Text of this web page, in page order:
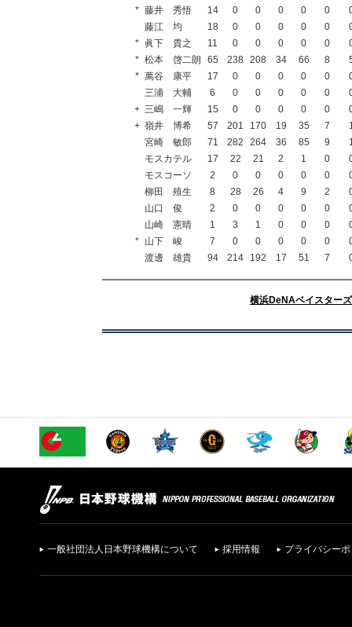
* 藤井 秀悟 14 0 0 0 0 0
藤江 均
18 0 0 0 0 0
* 眞下 貴之 11 0 0 0 0 0
* 松本 啓二朗 65 238 208 34 66 8
* 萬谷 康平 17 0 0 0 0 0
三浦 大輔
6 0 0 0 0 0
+ 三嶋 一輝 15 0 0 0 0 0
+ 嶺井 博希 57 201 170 19 35 7
宮崎 敏郎
71 282 264 36 85 9
モスカテル
17 22 21 2 1 0
モスコーソ
2 0 0 0 0 0
柳田 殖生
8 28 26 4 9 2
山口 俊
2 0 0 0 0 0
山崎 憲晴
1 3 1 0 0 0
* 山下 峻 7 0 0 0 0 0
渡邊 雄貴
94 214 192 17 51 7
横浜DeNAベイスターズ
一般社団法人日本野球機構について 採用情報 プライバシー